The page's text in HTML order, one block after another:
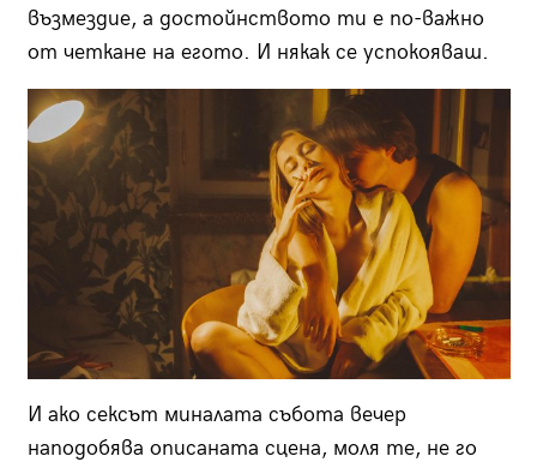
възмездие, а достойнството ти е по-важно
от четкане на егото. И някак се успокояваш.
И ако сексът миналата събота вечер
наподобява описаната сцена, моля те, не го